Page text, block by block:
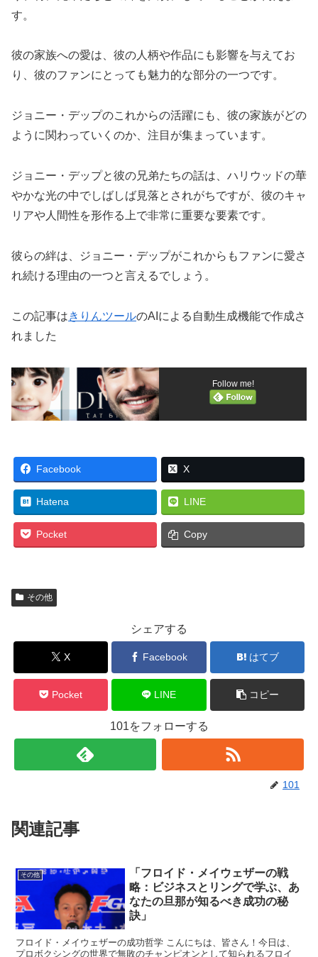
す。
彼の家族への愛は、彼の人柄や作品にも影響を与えてお
り、彼のファンにとっても魅力的な部分の一つです。
ジョニー・デップのこれからの活躍にも、彼の家族がどの
ように関わっていくのか、注目が集まっています。
ジョニー・デップと彼の兄弟たちの話は、ハリウッドの華
やかな光の中でしばしば見落とされがちですが、彼のキャ
リアや人間性を形作る上で非常に重要な要素です。
彼らの絆は、ジョニー・デップがこれからもファンに愛さ
れ続ける理由の一つと言えるでしょう。
この記事はきりんツールのAIによる自動生成機能で作成さ
れました
Follow me!
Facebook X
Hatena LINE
Pocket Copy
その他
シェアする
X Facebook はてブ
Pocket LINE コピー
101をフォローする
101
関連記事
その他
「フロイド・メイウェザーの戦
略：ビジネスとリングで学ぶ、あ
なたの旦那が知るべき成功の秘
訣」
フロイド・メイウェザーの成功哲学 こんにちは、皆さん！今日は、
プロボクシングの世界で無敗のチャンピオンとして知られるフロイ